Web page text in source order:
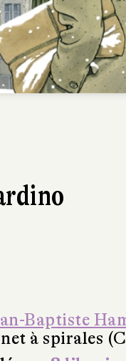
Baptiste
à spirales